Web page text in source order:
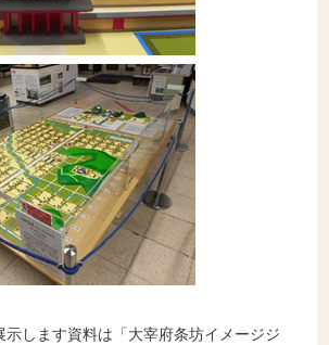
します資料は「大宰府条坊イメージジ